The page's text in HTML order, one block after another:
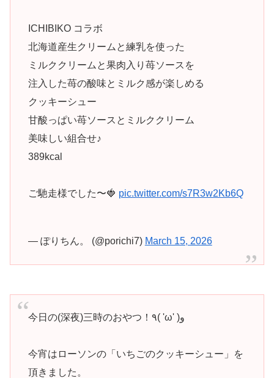
ICHIBIKO コラボ
北海道産生クリームと練乳を使った
ミルククリームと果肉入り苺ソースを
注入した苺の酸味とミルク感が楽しめる
クッキーシュー
甘酸っぱい苺ソースとミルククリーム
美味しい組合せ♪
389kcal
ご馳走様でした〜🍓 pic.twitter.com/s7R3w2Kb6Q
— ぽりちん。 (@porichi7) March 15, 2026
今日の(深夜)三時のおやつ！٩( 'ω' )و
今宵はローソンの「いちごのクッキーシュー」を
頂きました。